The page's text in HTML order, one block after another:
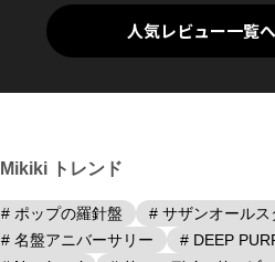
人気レビュー一覧へ
Mikiki トレンド
# ポップの羅針盤
# サザンオールス
# 名盤アニバーサリー
# DEEP